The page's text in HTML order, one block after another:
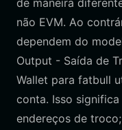
de maneira
não EVM. Ao
dependem do
Output - Saída de
Wallet para fatbull
conta. Isso
endereços de